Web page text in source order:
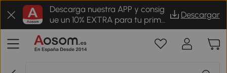
Descarga nuestra APP y consig
ue un 10% EXTRA para tu prime
r pedido
Descargar